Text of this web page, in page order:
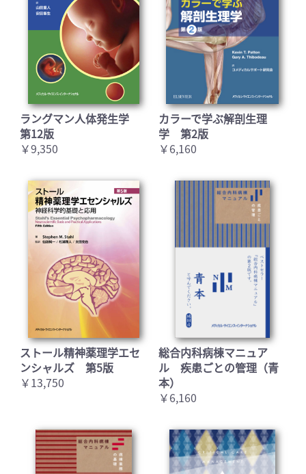
お買い物を続ける カートへ進む
ラングマン人体発生学
第12版
￥9,350
カラーで学ぶ解剖生理
学 第2版
￥6,160
ストール精神薬理学エセ
ンシャルズ 第5版
￥13,750
総合内科病棟マニュア
ル 疾患ごとの管理（青
本）
￥6,160